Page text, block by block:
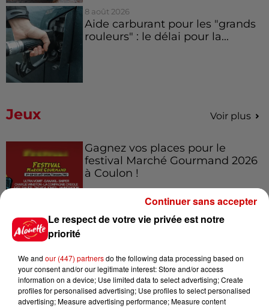
8 août 2026
Aide carburant pour les "grands
rouleurs" : le délai pour la...
Jeux Voir plus
Gagnez vos places pour le
festival Marché Gourmand 2026
à Coulon !
Le Duel - Gagnez vos entrées
régions !
Le respect de votre vie privée est notre
priorité
We and our (447) partnersdo the following data processing based on
your consent and/or our legitimate interest: Store and/or access
information on a device; Use limited data to select advertising; Create
profiles for personalised advertising; Use profiles to select personalised
advertising; Measure advertising performance; Measure content
Continuer sans accepter